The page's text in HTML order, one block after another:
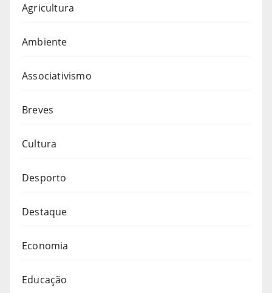
Agricultura
Ambiente
Associativismo
Breves
Cultura
Desporto
Destaque
Economia
Educação